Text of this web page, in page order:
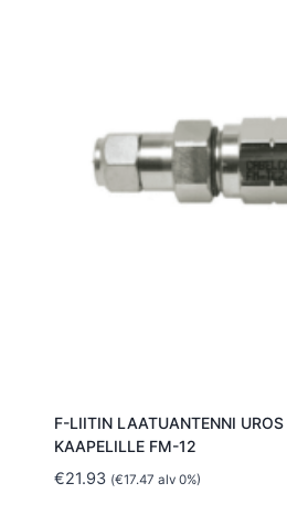
F-LIITIN LAATUANTENNI
KAAPELILLE FM-12
€21.93 (€17.47 alv 0%)